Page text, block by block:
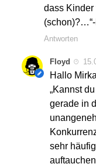
dass Kinder
Antworten
Floyd
Hallo
„Kannst
gerade in
sehr